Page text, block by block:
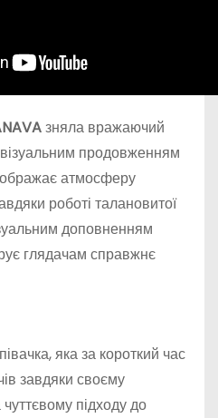
зняла вражаючий
продовженням
атмосферу
роботі талановитої
доповненням
глядачам справжнє
яка за короткий час
завдяки своєму
підходу до